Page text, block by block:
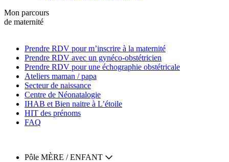
Mon parcours
de maternité
Prendre RDV pourm’inscrire à la maternité
Prendre RDV avec un gynéco-obstétricien
Prendre RDV pour une échographie obstétricale
Ateliers maman / papa
Secteur de naissance
Centre de Néonatalogie
IHAB et Bien naitre à L’étoile
HIT des prénoms
FAQ
Pôle MÈRE / ENFANT